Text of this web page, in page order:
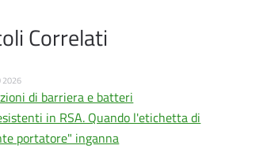
Correlati
2026
di barriera e batteri
in RSA. Quando l'etichetta di
portatore" inganna